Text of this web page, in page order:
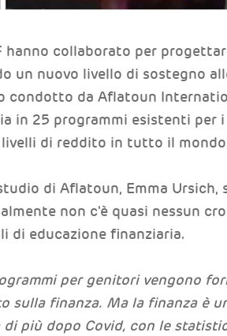
hanno collaborato per
un nuovo livello di sostegno
condotto da Aflatoun
in 25 programmi esistenti per
di reddito in tutto il
di Aflatoun, Emma Ursich,
non c'è quasi nessun
di educazione finanziaria.
per genitori vengono
sulla finanza. Ma la finanza è
più dopo Covid, con le